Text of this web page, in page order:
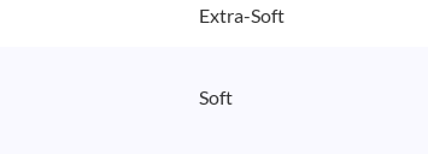
Extra-Soft
Soft